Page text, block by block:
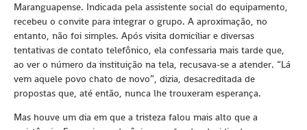
Maranguapense. Indicada pela assistente social do equipamento,
recebeu o convite para integrar o grupo. A aproximação, no
entanto, não foi simples. Após visita domiciliar e diversas
tentativas de contato telefônico, ela confessaria mais tarde que,
ao ver o número da instituição na tela, recusava-se a atender. “Lá
vem aquele povo chato de novo”, dizia, desacreditada de
propostas que, até então, nunca lhe trouxeram esperança.
Mas houve um dia em que a tristeza falou mais alto que a